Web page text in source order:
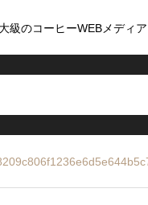
級のコーヒーWEBメディア